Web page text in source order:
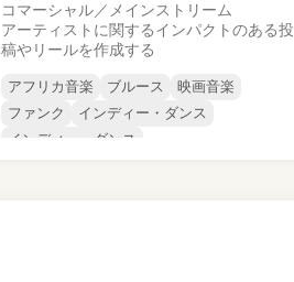
コマーシャル／メインストリーム
アーティストに関するインパクトのある投
稿やリールを作成する
アフリカ音楽 ブルース
映画音楽
ファンク
インディー・ダンス
インディー・ダンス